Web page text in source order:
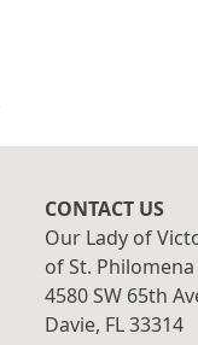
CONTACT US
Our Lady of
of St. Philomena
4580 SW 65th
Davie, FL 33314